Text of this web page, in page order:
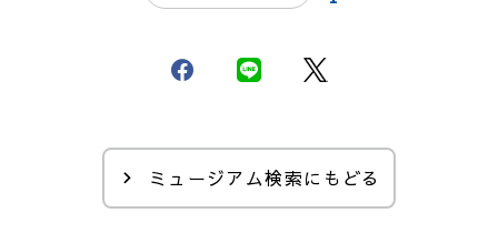
ミュージアム検索にもどる